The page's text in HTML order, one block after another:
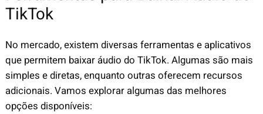
TikTok
No mercado, existem diversas ferramentas e aplicativos
que permitem baixar áudio do TikTok. Algumas são mais
simples e diretas, enquanto outras oferecem recursos
adicionais. Vamos explorar algumas das melhores
opções disponíveis: